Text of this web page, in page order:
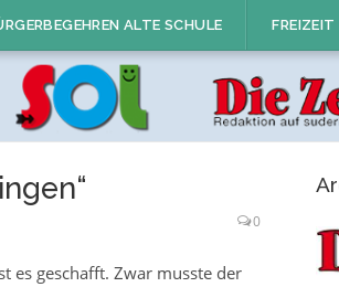
ALTE SCHULE FREIZEIT
0
es geschafft. Zwar musste der